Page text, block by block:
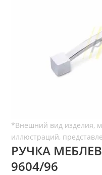
РУЧКА
9604/96